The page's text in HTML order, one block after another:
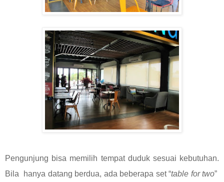
Pengunjung bisa memilih tempat duduk sesuai kebutuhan.
Bila hanya datang berdua, ada beberapa set “table for two”